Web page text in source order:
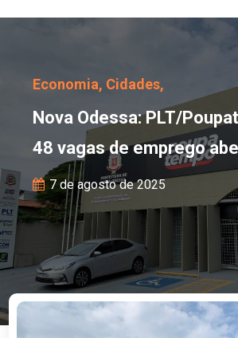
Nova Odessa:
Economia, Cidades,
Nova Odessa: PLT/
48 vagas de emprego
7 de agosto de 2025